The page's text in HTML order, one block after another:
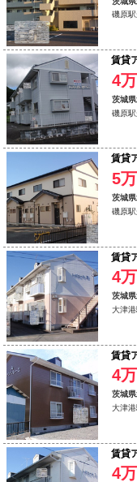
磯原
賃貸
4万
茨城
磯原
賃貸
5万
茨城
磯原
賃貸
4万
茨城
大津
賃貸
4
茨城
大津
賃貸
4万